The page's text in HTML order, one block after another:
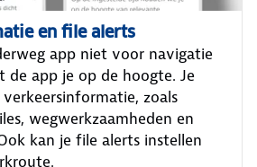
en file alerts
app niet voor navigatie
de app je op de hoogte. Je
zoals
wegwerkzaamheden en
kan je file alerts instellen